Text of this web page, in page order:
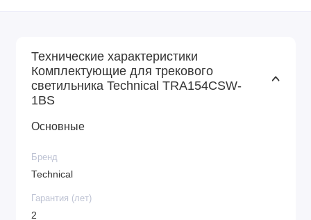
Технические характеристики
Комплектующие для трекового
светильника Technical TRA154CSW-
1BS
Основные
Бренд
Technical
Гарантия (лет)
2